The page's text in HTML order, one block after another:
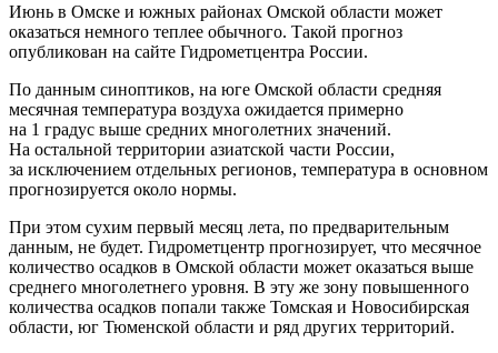
Июнь в Омске и южных районах Омской области может
оказаться немного теплее обычного. Такой прогноз
опубликован на сайте Гидрометцентра России.
По данным синоптиков, на юге Омской области средняя
месячная температура воздуха ожидается примерно
на 1 градус выше средних многолетних значений.
На остальной территории азиатской части России,
за исключением отдельных регионов, температура в основном
прогнозируется около нормы.
При этом сухим первый месяц лета, по предварительным
данным, не будет. Гидрометцентр прогнозирует, что месячное
количество осадков в Омской области может оказаться выше
среднего многолетнего уровня. В эту же зону повышенного
количества осадков попали также Томская и Новосибирская
области, юг Тюменской области и ряд других территорий.